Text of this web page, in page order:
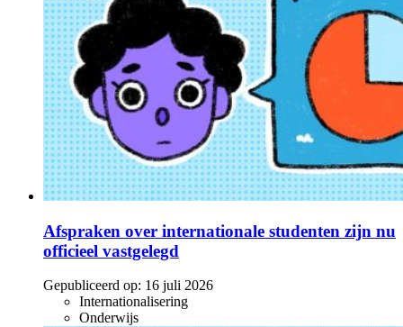
Afspraken over internationale studenten zijn nu
officieel vastgelegd
Gepubliceerd op: 16 juli 2026
Internationalisering
Onderwijs